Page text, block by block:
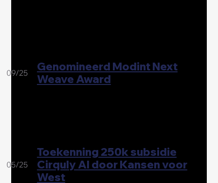
09/25
Genomineerd Modint Next
Weave Award
05/25
Toekenning 250k subsidie
Cirquly AI door Kansen voor
West